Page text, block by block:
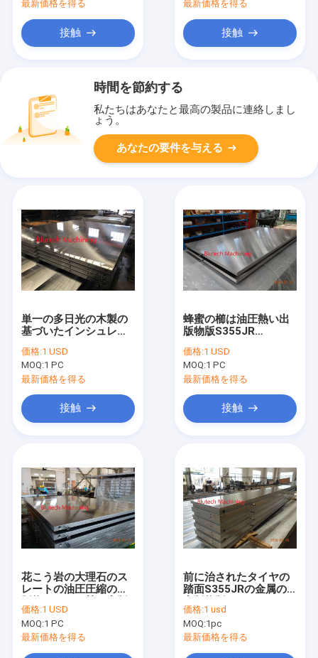
最新価格を得る
接触
最新価格を得る
接触
時間を節約する
私たちはあなたと最高の製品に連絡しまし
ょう。
あなたの要件を与える
単一の多日光の木製の
基づいたインシュレー
の熱い出版物のプラテ
ン
価格:1 USD
MOQ:1 PC
最新価格を得る
接触
蜂蜜の櫛は油圧熱い出
版物版S355JR
める
価格:1 USD
MOQ:1 PC
最新価格を得る
接触
花こう岩の大理石のス
レートの油圧圧縮の出
物版
価格:1 USD
MOQ:1 PC
最新価格を得る
前に治されたタイヤの
踏面S355JRの金属の
価格:1 usd
MOQ:1pc
最新価格を得る